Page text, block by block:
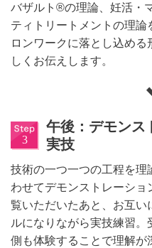
バザルト®の理論、妊活・
ティトリートメントの理論
ロンワークに落とし込める
しくお伝えします。
午後：デモンス
実技
技術の一つ一つの工程を理
わせてデモンストレーショ
覧いただいたあと、お互い
ルになりながら実技練習。
側も体験することで理解が